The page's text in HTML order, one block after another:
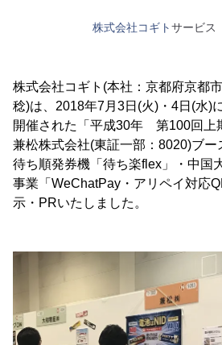
株式会社コギトサービス
株式会社コギト(本社：京都府京都
稔)は、2018年7月3日(火)・4日(水)
開催された「平成30年 第100回上
兼松株式会社(東証一部：8020)ブー
待ち順発券機「待ち楽flex」・中国
事業「WeChatPay・アリペイ対応
示・PRいたしました。